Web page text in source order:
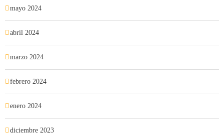
mayo 2024
abril 2024
marzo 2024
febrero 2024
enero 2024
diciembre 2023